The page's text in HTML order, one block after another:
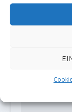
Deine E-